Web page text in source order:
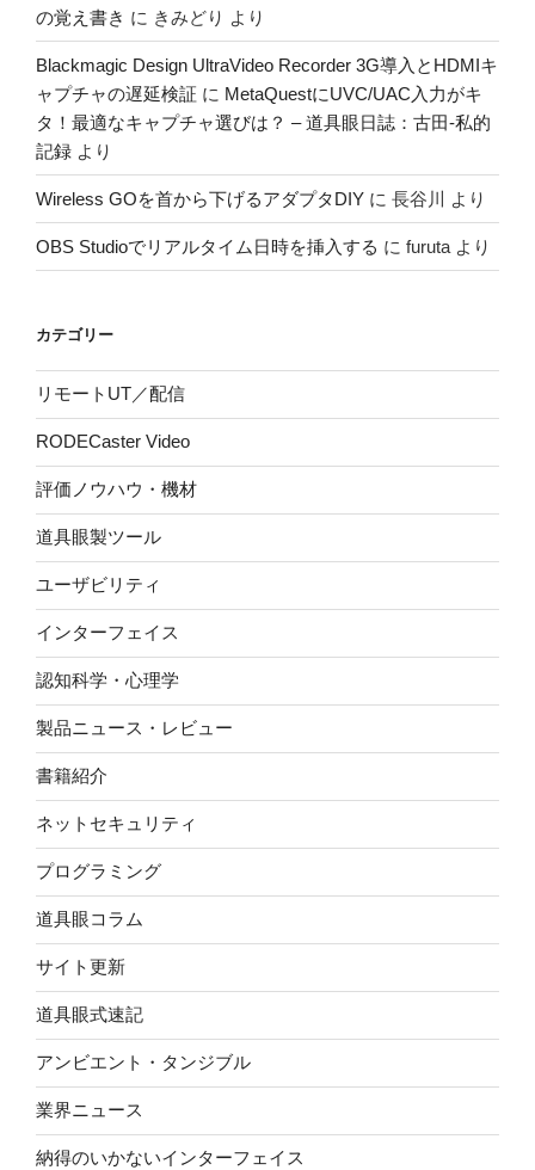
の覚え書き に きみどり より
Blackmagic Design UltraVideo Recorder 3G導入とHDMIキ
ャプチャの遅延検証 に MetaQuestにUVC/UAC入力がキ
タ！最適なキャプチャ選びは？ – 道具眼日誌：古田-私的
記録 より
Wireless GOを首から下げるアダプタDIY に 長谷川 より
OBS Studioでリアルタイム日時を挿入する に furuta より
カテゴリー
リモートUT／配信
RODECaster Video
評価ノウハウ・機材
道具眼製ツール
ユーザビリティ
インターフェイス
認知科学・心理学
製品ニュース・レビュー
書籍紹介
ネットセキュリティ
プログラミング
道具眼コラム
サイト更新
道具眼式速記
アンビエント・タンジブル
業界ニュース
納得のいかないインターフェイス